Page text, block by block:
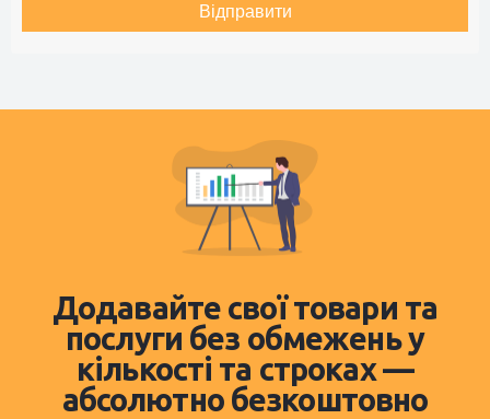
Відправити
Додавайте свої товари та
послуги без обмежень у
кількості та строках —
абсолютно безкоштовно